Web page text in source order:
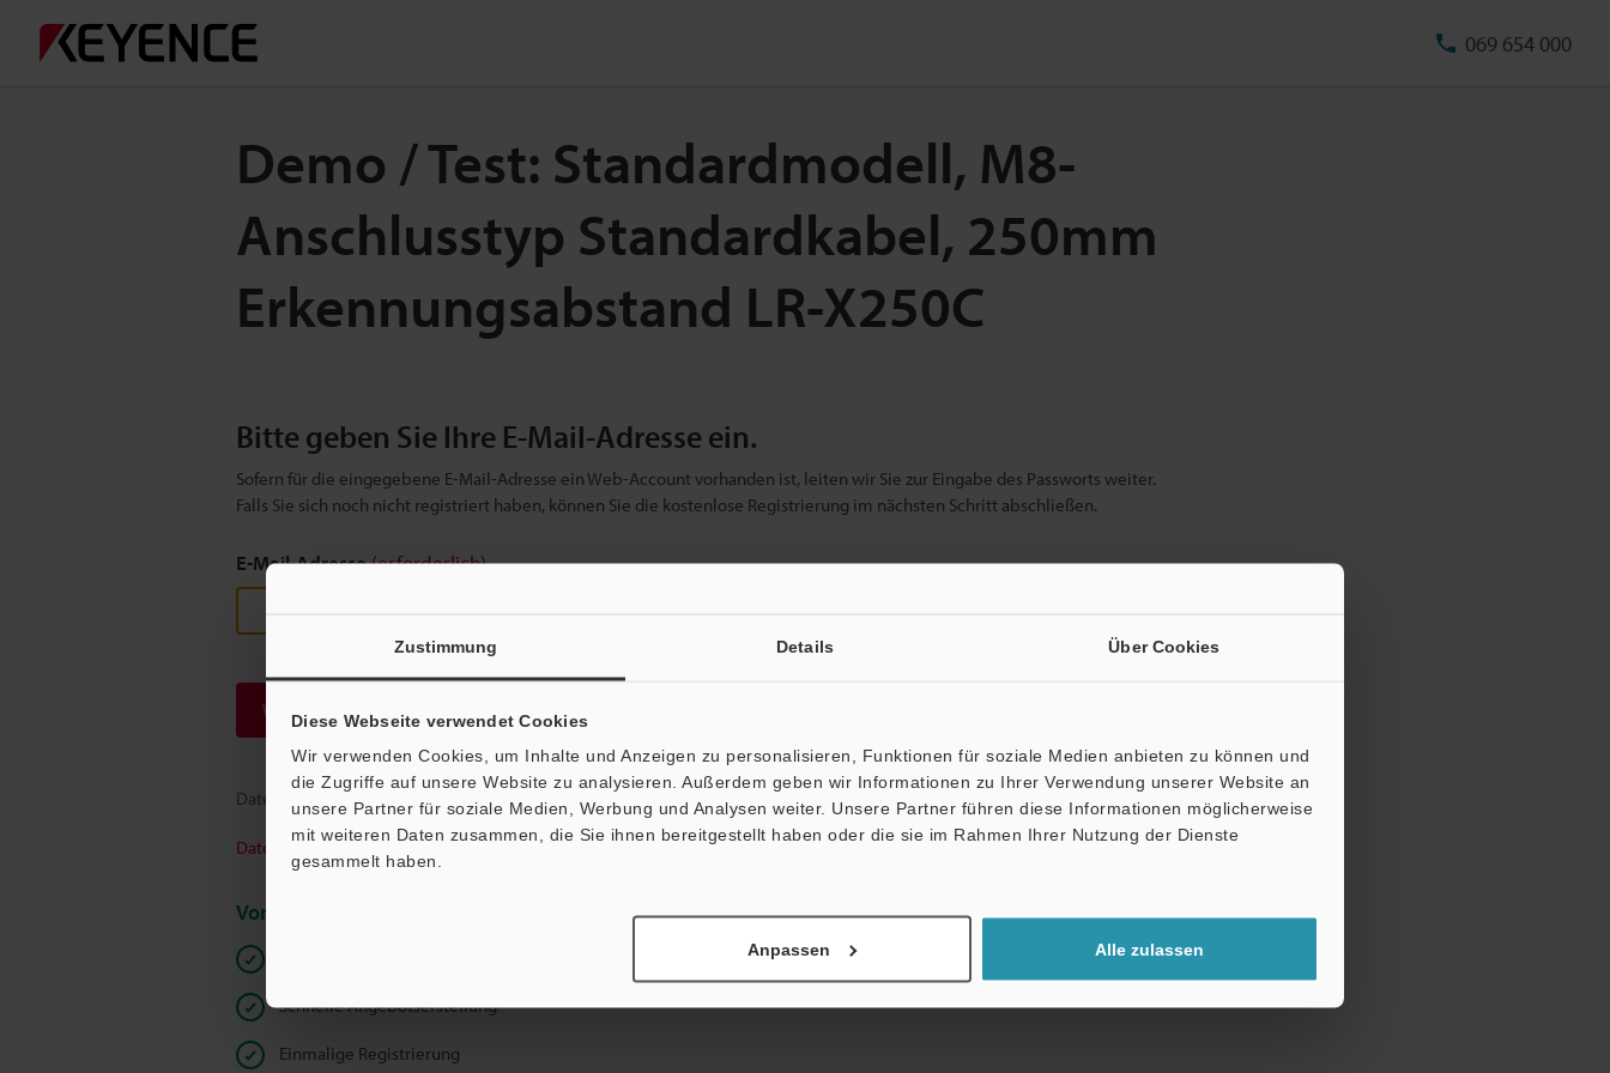
Zustimmung Details Über Cookies
Diese Webseite verwendet Cookies
Wir verwenden Cookies, um Inhalte und Anzeigen zu personalisieren, Funktionen für soziale Medien anbieten zu können und
die Zugriffe auf unsere Website zu analysieren. Außerdem geben wir Informationen zu Ihrer Verwendung unserer Website an
unsere Partner für soziale Medien, Werbung und Analysen weiter. Unsere Partner führen diese Informationen möglicherweise
mit weiteren Daten zusammen, die Sie ihnen bereitgestellt haben oder die sie im Rahmen Ihrer Nutzung der Dienste
gesammelt haben.
Anpassen Alle zulassen
069 654 000
Demo / Test: Standardmodell, M8-
Anschlusstyp Standardkabel, 250mm
Erkennungsabstand LR-X250C
Bitte geben Sie Ihre E-Mail-Adresse ein.
Sofern für die eingegebene E-Mail-Adresse ein Web-Account vorhanden ist, leiten wir Sie zur Eingabe des Passworts weiter.
Falls Sie sich noch nicht registriert haben, können Sie die kostenlose Registrierung im nächsten Schritt abschließen.
E-Mail-Adresse(erforderlich)
Weiter
Datenschutz ist uns wichtig - Ihre Daten werden niemals weitergegeben.
Datenschutz
Vorteile für registrierte Mitglieder
Unbeschränkter Zugriff auf unsere Online Dokumenten-Bibliothek
Schnelle Angebotserstellung
Einmalige Registrierung